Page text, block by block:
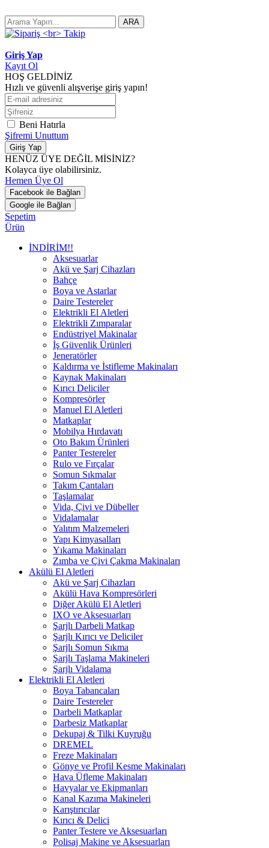
ARA
Giriş Yap
Kayıt Ol
HOŞ GELDİNİZ
Hızlı ve güvenli alışverişe giriş yapın!
Beni Hatırla
Şifremi Unuttum
Giriş Yap
HENÜZ ÜYE DEĞİL MİSİNİZ?
Kolayca üye olabilirsiniz.
Hemen Üye Ol
Facebook ile Bağlan
Google ile Bağlan
Sepetim
Ürün
İNDİRİM!!
Aksesuarlar
Akü ve Şarj Cihazları
Bahçe
Boya ve Astarlar
Daire Testereler
Elektrikli El Aletleri
Elektrikli Zımparalar
Endüstriyel Makinalar
İş Güvenlik Ürünleri
Jeneratörler
Kaldırma ve İstifleme Makinaları
Kaynak Makinaları
Kırıcı Deliciler
Kompresörler
Manuel El Aletleri
Matkaplar
Mobilya Hırdavatı
Oto Bakım Ürünleri
Panter Testereler
Rulo ve Fırçalar
Somun Sıkmalar
Takım Çantaları
Taşlamalar
Vida, Çivi ve Dübeller
Vidalamalar
Yalıtım Malzemeleri
Yapı Kimyasalları
Yıkama Makinaları
Zımba ve Çivi Çakma Makinaları
Akülü El Aletleri
Akü ve Şarj Cihazları
Akülü Hava Kompresörleri
Diğer Akülü El Aletleri
IXO ve Aksesuarları
Şarjlı Darbeli Matkap
Şarjlı Kırıcı ve Deliciler
Şarjlı Somun Sıkma
Şarjlı Taşlama Makineleri
Şarjlı Vidalama
Elektrikli El Aletleri
Boya Tabancaları
Daire Testereler
Darbeli Matkaplar
Darbesiz Matkaplar
Dekupaj & Tilki Kuyruğu
DREMEL
Freze Makinaları
Gönye ve Profil Kesme Makinaları
Hava Üfleme Makinaları
Havyalar ve Ekipmanları
Kanal Kazıma Makineleri
Karıştırıcılar
Kırıcı & Delici
Panter Testere ve Aksesuarları
Polisaj Makine ve Aksesuarları